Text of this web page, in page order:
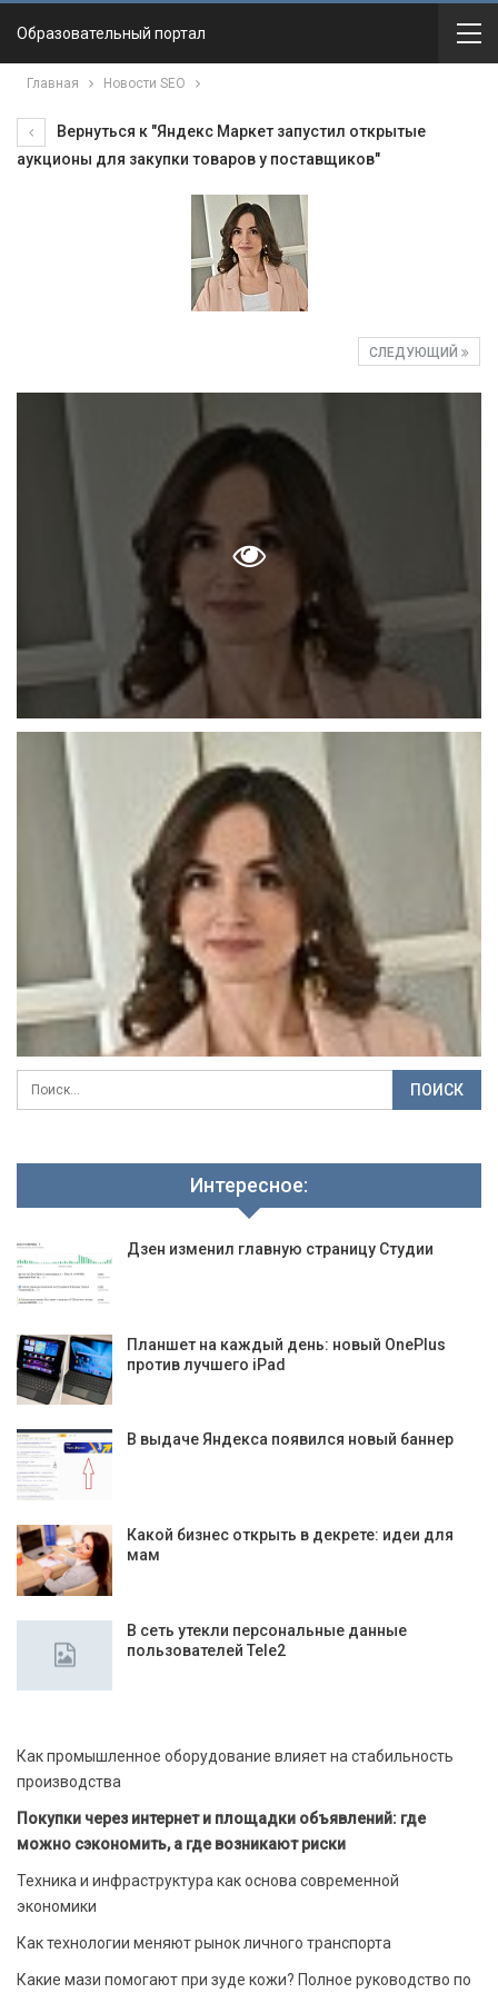
Образовательный портал
Главная Новости SEO
Вернуться к "Яндекс Маркет запустил открытые
аукционы для закупки товаров у поставщиков"
СЛЕДУЮЩИЙ
Интересное:
Дзен изменил главную страницу Студии
Планшет на каждый день: новый OnePlus
против лучшего iPad
В выдаче Яндекса появился новый баннер
Какой бизнес открыть в декрете: идеи для
мам
В сеть утекли персональные данные
пользователей Tele2
Как промышленное оборудование влияет на стабильность
производства
Покупки через интернет и площадки объявлений: где
можно сэкономить, а где возникают риски
Техника и инфраструктура как основа современной
экономики
Как технологии меняют рынок личного транспорта
Какие мази помогают при зуде кожи? Полное руководство по